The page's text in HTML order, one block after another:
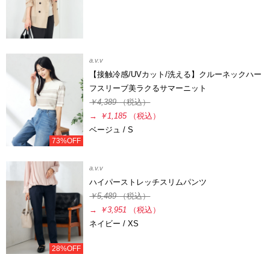
73%OFF
a.v.v
【接触冷感/UVカット/洗える】クルーネックハー
フスリーブ美ラクるサマーニット
￥4,389（税込）
→
￥1,185
（税込）
ベージュ / S
28%OFF
a.v.v
ハイパーストレッチスリムパンツ
￥5,489（税込）
→
￥3,951
（税込）
ネイビー / XS